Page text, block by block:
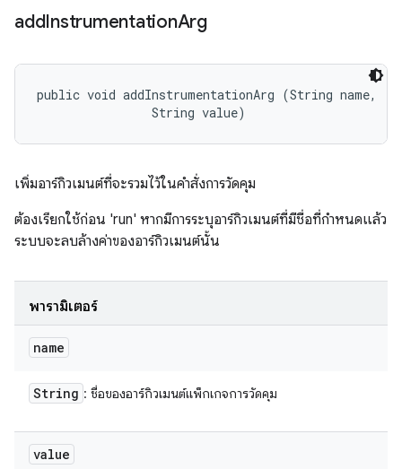
addInstrumentationArg
public void addInstrumentationArg (String name,
                String value)
เพิ่มอาร์กิวเมนต์ที่จะรวมไว้ในคำสั่งการวัดคุม
ต้องเรียกใช้ก่อน 'run' หากมีการระบุอาร์กิวเมนต์ที่มีชื่อที่กำหนดแล้ว
ระบบจะลบล้างค่าของอาร์กิวเมนต์นั้น
พารามิเตอร์
name
String : ชื่อของอาร์กิวเมนต์แพ็กเกจการวัดคุม
value